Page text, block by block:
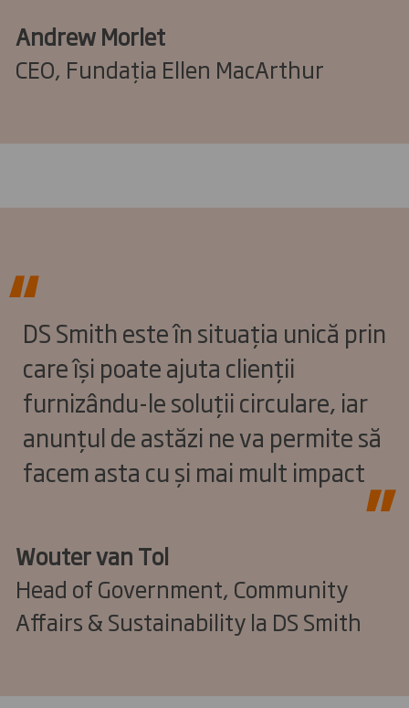
Andrew Morlet
CEO, Fundația Ellen MacArthur
DS Smith este în situația unică prin
care își poate ajuta clienții
furnizându-le soluții circulare, iar
anunțul de astăzi ne va permite să
facem asta cu și mai mult impact
Wouter van Tol
Head of Government, Community
Affairs & Sustainability la DS Smith